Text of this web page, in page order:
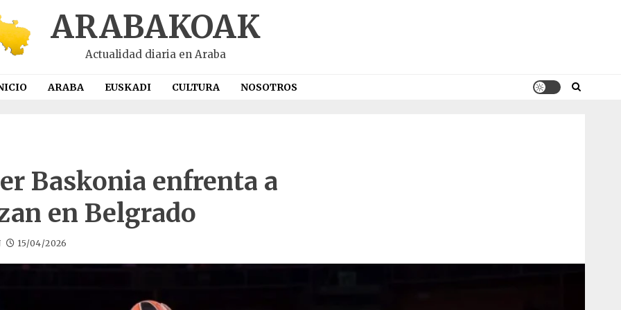
ARABAKOAK
Actualidad diaria en Araba
ARABA EUSKADI CULTURA NOSOTROS
Baskonia enfrenta a
en Belgrado
15/04/2026